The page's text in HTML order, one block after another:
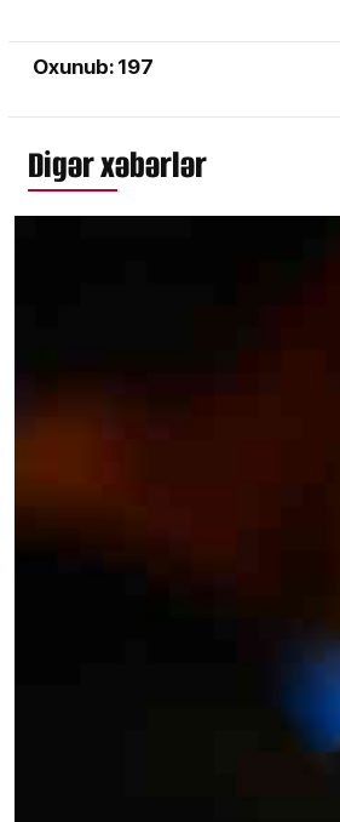
Oxunub: 197
Digər xəbərlər